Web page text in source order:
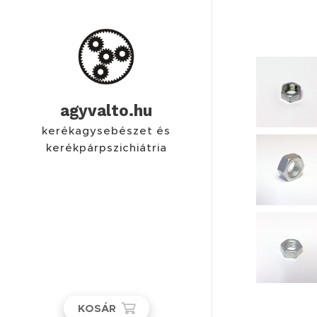
agyvalto.hu
kerékagysebészet és
kerékpárpszichiátria
KOSÁR